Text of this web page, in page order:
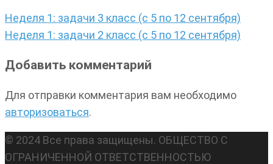
Неделя 1: задачи 3 класс (с 5 по 12 сентября)
Неделя 1: задачи 2 класс (с 5 по 12 сентября)
Добавить комментарий
Для отправки комментария вам необходимо
авторизоваться.
© 2024 Все права защищены. ОБЩЕСТВО С
ОГРАНИЧЕННОЙ ОТВЕТСТВЕННОСТЬЮ